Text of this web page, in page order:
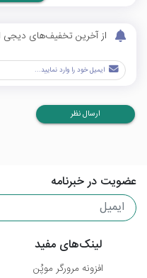
از آخرین تخفیف‌های دیجی
ارسال نظر
عضویت در خبرنامه
لینک‌های مفید
افزونه مرورگر موپُن